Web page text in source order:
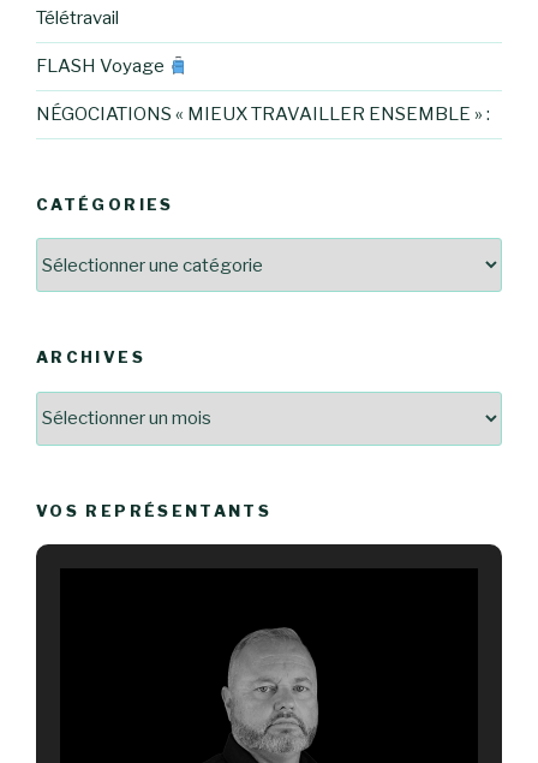
Télétravail
FLASH Voyage
NÉGOCIATIONS « MIEUX TRAVAILLER ENSEMBLE » :
CATÉGORIES
ARCHIVES
VOS REPRÉSENTANTS